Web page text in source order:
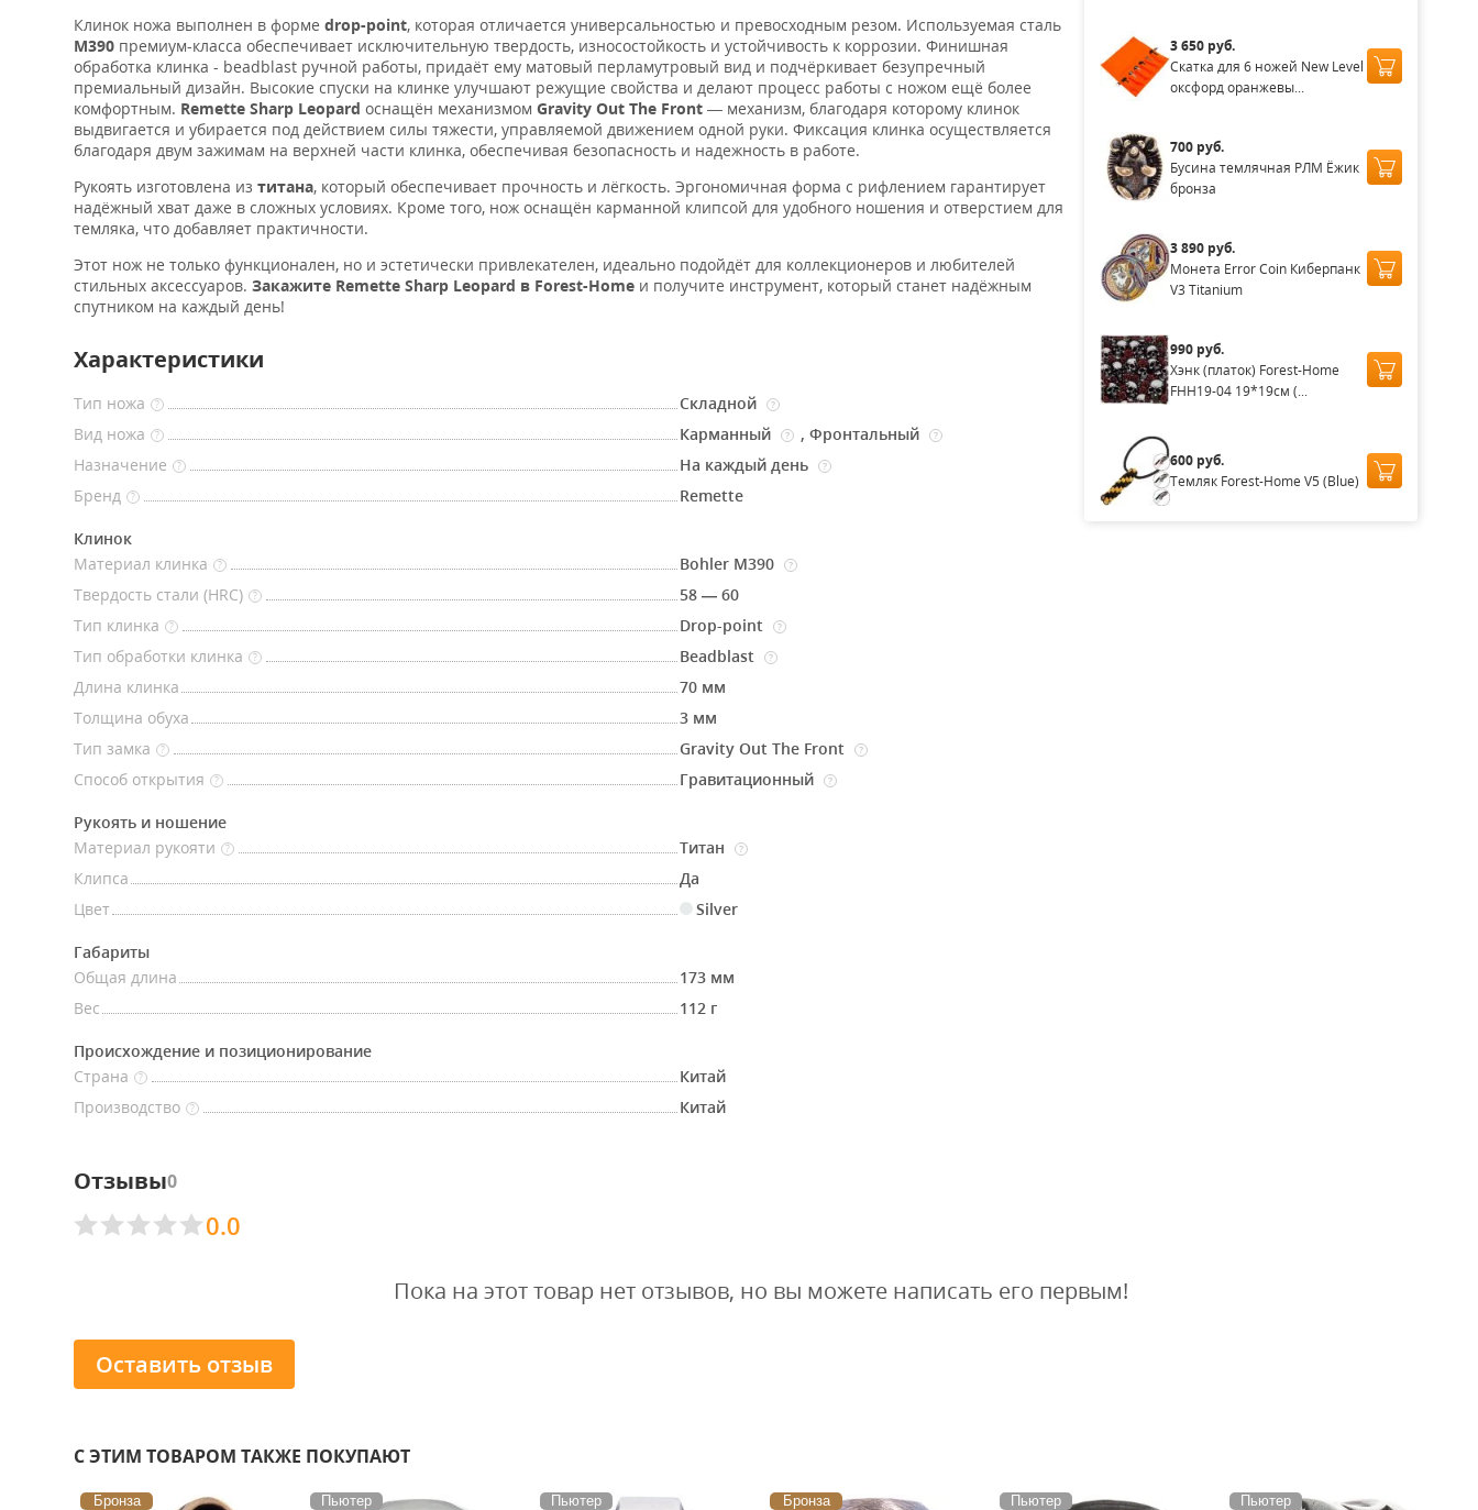
Клинок ножа выполнен в форме drop-point, которая отличается универсальностью и превосходным резом. Используемая сталь
M390 премиум-класса обеспечивает исключительную твердость, износостойкость и устойчивость к коррозии. Финишная
обработка клинка - beadblast ручной работы, придаёт ему матовый перламутровый вид и подчёркивает безупречный
премиальный дизайн. Высокие спуски на клинке улучшают режущие свойства и делают процесс работы с ножом ещё более
комфортным. Remette Sharp Leopard оснащён механизмом Gravity Out The Front — механизм, благодаря которому клинок
выдвигается и убирается под действием силы тяжести, управляемой движением одной руки. Фиксация клинка осуществляется
благодаря двум зажимам на верхней части клинка, обеспечивая безопасность и надежность в работе.
Рукоять изготовлена из титана, который обеспечивает прочность и лёгкость. Эргономичная форма с рифлением гарантирует
надёжный хват даже в сложных условиях. Кроме того, нож оснащён карманной клипсой для удобного ношения и отверстием для
темляка, что добавляет практичности.
Этот нож не только функционален, но и эстетически привлекателен, идеально подойдёт для коллекционеров и любителей
стильных аксессуаров. Закажите Remette Sharp Leopard в Forest-Home и получите инструмент, который станет надёжным
спутником на каждый день!
Характеристики
Тип ножа ? Складной ?
Вид ножа ? Карманный ? ,Фронтальный ?
Назначение ? На каждый день ?
Бренд ? Remette
Клинок
Материал клинка
? Bohler M390 ?
Твердость стали (HRC) ?
58 — 60
Тип клинка
? Drop-point ?
Тип обработки клинка ? Beadblast ?
Длина клинка
70 мм
Толщина обуха
3 мм
Тип замка
? Gravity Out The Front ?
Способ открытия ? Гравитационный ?
Рукоять и ношение
Материал рукояти
? Титан ?
Клипса
Да
Цвет
Silver
Габариты
Общая длина
173 мм
Вес
112 г
Происхождение и позиционирование
Страна
?
Китай
Производство
? Китай
3 650 руб.
Скатка для 6 ножей New Level
оксфорд оранжевы...
700 руб.
Бусина темлячная РЛМ Ёжик
бронза
3 890 руб.
Монета Error Coin Киберпанк
V3 Titanium
990 руб.
Хэнк (платок) Forest-Home
FHH19-04 19*19см (...
600 руб.
Темляк Forest-Home V5 (Blue)
Отзывы0
0.0
Пока на этот товар нет отзывов, но вы можете написать его первым!
Оставить отзыв
С ЭТИМ ТОВАРОМ ТАКЖЕ ПОКУПАЮТ
Бронза Пьютер Пьютер Бронза Пьютер Пьютер